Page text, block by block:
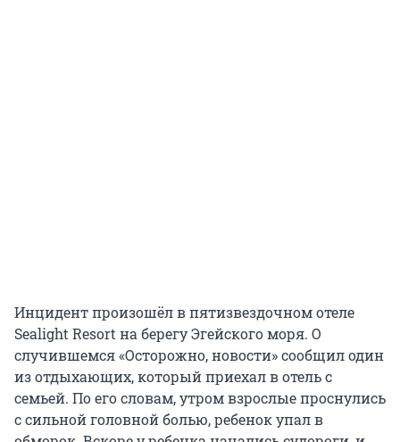
Инцидент произошёл в пятизвездочном отеле
Sealight Resort на берегу Эгейского моря. О
случившемся «Осторожно, новости» сообщил один
из отдыхающих, который приехал в отель с
семьей. По его словам, утром взрослые проснулись
с сильной головной болью, ребенок упал в